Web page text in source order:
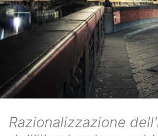
Razionalizzazione